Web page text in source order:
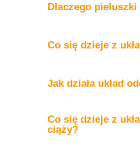
Dlaczego
Co się dzieje z
Jak działa układ
Co się dzieje z
ciąży?